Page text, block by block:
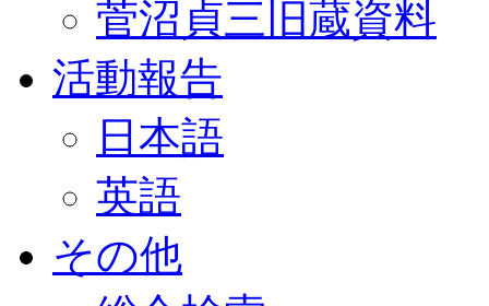
菅沼貞三旧蔵資料
活動報告
日本語
英語
その他